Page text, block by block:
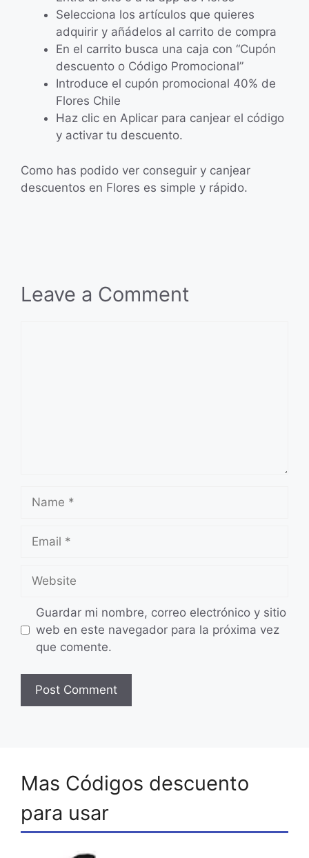
Selecciona los artículos que quieres
adquirir y añádelos al carrito de compra
En el carrito busca una caja con “Cupón
descuento o Código Promocional”
Introduce el cupón promocional 40% de
Flores Chile
Haz clic en Aplicar para canjear el código
y activar tu descuento.
Como has podido ver conseguir y canjear
descuentos en Flores es simple y rápido.
Leave a Comment
Name
Email
Website
Guardar mi nombre, correo electrónico y sitio
web en este navegador para la próxima vez
que comente.
Mas Códigos descuento
para usar